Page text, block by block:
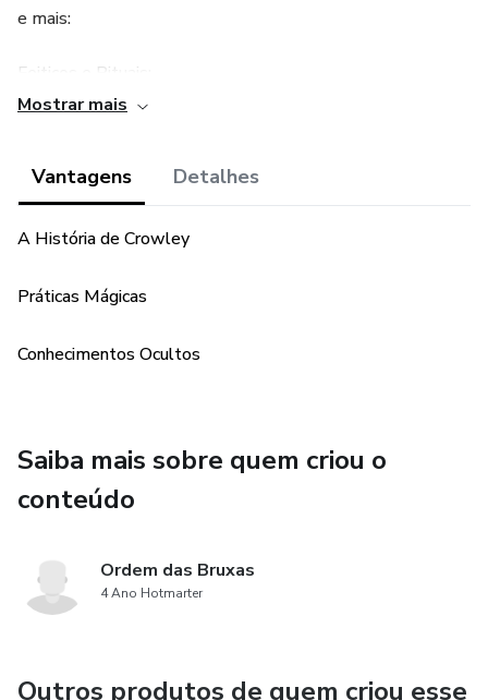
e mais:
Feitiços e Rituais;
Pedras e Cristais.
Mostrar mais
Vantagens Detalhes
A História de Crowley
Práticas Mágicas
Conhecimentos Ocultos
Saiba mais sobre quem criou o
conteúdo
Ordem das Bruxas
4 Ano Hotmarter
Outros produtos de quem criou esse